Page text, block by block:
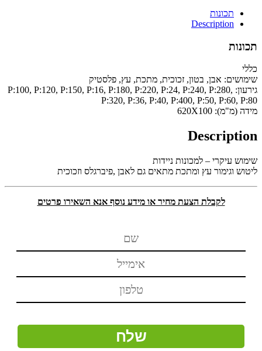
תכונות
Description
תכונות
כללי
שימושים: אבן, בטון, זכוכית, מתכת, עץ, פלסטיק
גירעון: P:100, P:120, P:150, P:16, P:180, P:220, P:24, P:240, P:280,
P:320, P:36, P:40, P:400, P:50, P:60, P:80
מידה (מ"מ): 620X100
Description
שימוש עיקרי – למכונות ניידות
ליטוש וגימור עץ ומתכת מתאים גם לאבן ,פיברגלס וזכוכית
לקבלת הצעת מחיר או מידע נוסף אנא השאירו פרטים